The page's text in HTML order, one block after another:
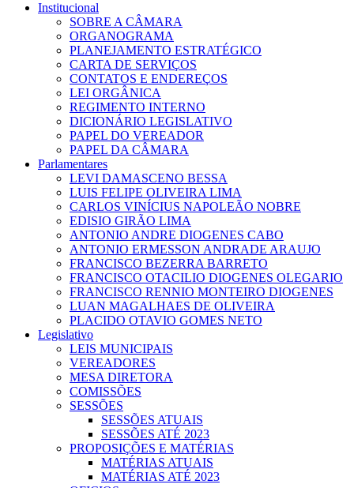
Institucional
SOBRE A CÂMARA
ORGANOGRAMA
PLANEJAMENTO ESTRATÉGICO
CARTA DE SERVIÇOS
CONTATOS E ENDEREÇOS
LEI ORGÂNICA
REGIMENTO INTERNO
DICIONÁRIO LEGISLATIVO
PAPEL DO VEREADOR
PAPEL DA CÂMARA
Parlamentares
LEVI DAMASCENO BESSA
LUIS FELIPE OLIVEIRA LIMA
CARLOS VINÍCIUS NAPOLEÃO NOBRE
EDISIO GIRÃO LIMA
ANTONIO ANDRE DIOGENES CABO
ANTONIO ERMESSON ANDRADE ARAUJO
FRANCISCO BEZERRA BARRETO
FRANCISCO OTACILIO DIOGENES OLEGARIO
FRANCISCO RENNIO MONTEIRO DIOGENES
LUAN MAGALHAES DE OLIVEIRA
PLACIDO OTAVIO GOMES NETO
Legislativo
LEIS MUNICIPAIS
VEREADORES
MESA DIRETORA
COMISSÕES
SESSÕES
SESSÕES ATUAIS
SESSÕES ATÉ 2023
PROPOSIÇÕES E MATÉRIAS
MATÉRIAS ATUAIS
MATÉRIAS ATÉ 2023